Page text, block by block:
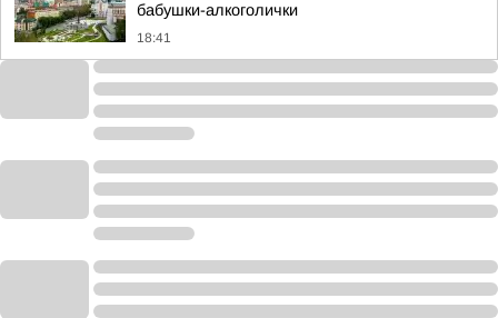
бабушки-алкоголички
18:41